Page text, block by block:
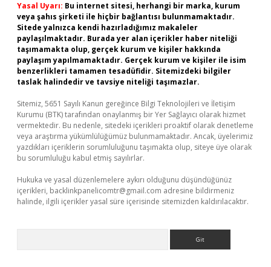
Yasal Uyarı: Bu internet sitesi, herhangi bir marka, kurum
veya şahıs şirketi ile hiçbir bağlantısı bulunmamaktadır.
Sitede yalnızca kendi hazırladığımız makaleler
paylaşılmaktadır. Burada yer alan içerikler haber niteliği
taşımamakta olup, gerçek kurum ve kişiler hakkında
paylaşım yapılmamaktadır. Gerçek kurum ve kişiler ile isim
benzerlikleri tamamen tesadüfidir. Sitemizdeki bilgiler
taslak halindedir ve tavsiye niteliği taşımazlar.
Sitemiz, 5651 Sayılı Kanun gereğince Bilgi Teknolojileri ve İletişim
Kurumu (BTK) tarafından onaylanmış bir Yer Sağlayıcı olarak hizmet
vermektedir. Bu nedenle, sitedeki içerikleri proaktif olarak denetleme
veya araştırma yükümlülüğümüz bulunmamaktadır. Ancak, üyelerimiz
yazdıkları içeriklerin sorumluluğunu taşımakta olup, siteye üye olarak
bu sorumluluğu kabul etmiş sayılırlar.
Hukuka ve yasal düzenlemelere aykırı olduğunu düşündüğünüz
içerikleri, backlinkpanelicomtr@gmail.com adresine bildirmeniz
halinde, ilgili içerikler yasal süre içerisinde sitemizden kaldırılacaktır.